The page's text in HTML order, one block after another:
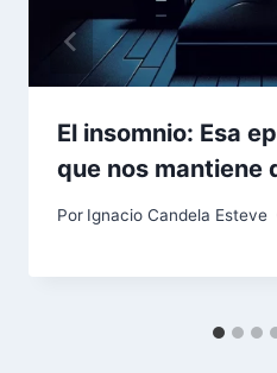
El insomnio: Esa
que nos mantiene
Por Ignacio Candela Esteve